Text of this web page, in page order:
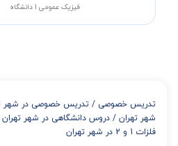
فیزیک عمومی 1 دانشگاه
تدریس خصوصی / تدریس خصوصی در شهر
شهر تهران / دروس دانشگاهی در شهر تهران
فلزات 1 و 2 در شهر تهران